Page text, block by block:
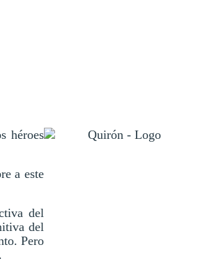
héroes
a este
del
del
Pero